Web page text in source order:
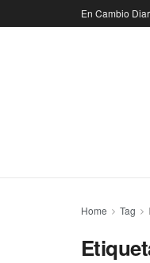
En Cambio
Home Tag